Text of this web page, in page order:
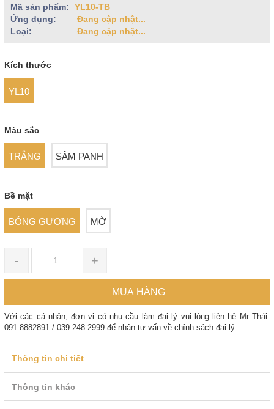
Mã sản phẩm:
YL10-TB
Ứng dụng:
Đang cập nhật...
Loại:
Đang cập nhật...
Kích thước
YL10
Màu sắc
TRẮNG SÂM PANH
Bề mặt
BÓNG GƯƠNG MỜ
- +
MUA HÀNG
Với các cá nhân, đơn vị có nhu cầu làm đại lý vui lòng liên hệ Mr Thái:
091.8882891 / 039.248.2999 để nhận tư vấn về chính sách đại lý
Thông tin chi tiết
Thông tin khác